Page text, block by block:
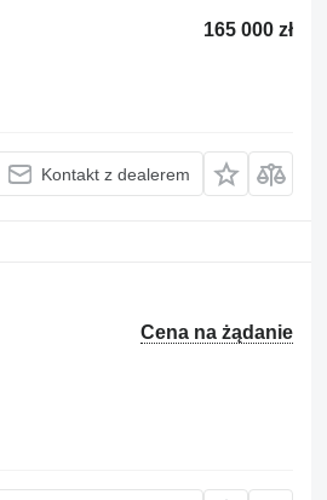
165 000 zł
Kontakt z dealerem
Cena na żądanie